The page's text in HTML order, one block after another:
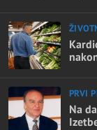
PRVI
Na